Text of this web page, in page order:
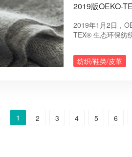
2019版OEKO-
2019年1月2日，
TEX® 生态环保纺
纺织/鞋类/皮革
1 2 3 4 5 6